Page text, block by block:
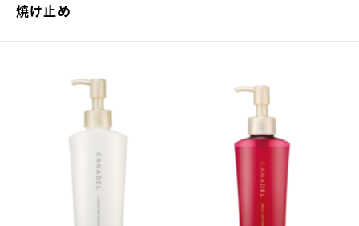
焼け止め